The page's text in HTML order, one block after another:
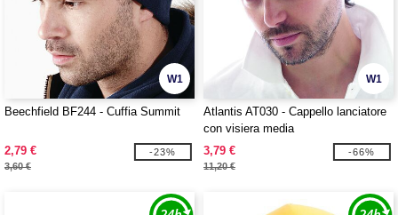
W1
Beechfield BF244 - Cuffia Summit
2,79 €
3,60 €
-23%
W1
Atlantis AT030 - Cappello lanciatore
con visiera media
3,79 €
11,20 €
-66%